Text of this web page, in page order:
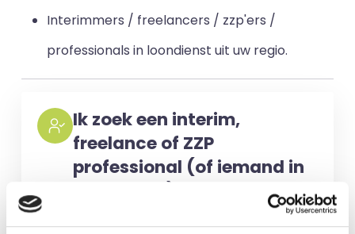
Interimmers / freelancers / zzp'ers /
professionals in loondienst uit uw regio.
Ik zoek een interim,
freelance of ZZP
professional (of iemand in
loondienst)